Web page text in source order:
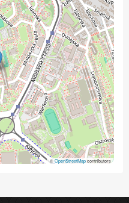
©OpenStreetMapcontributors